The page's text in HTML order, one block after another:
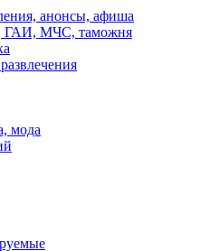
анонсы, афиша
ГАИ, МЧС, таможня
мода